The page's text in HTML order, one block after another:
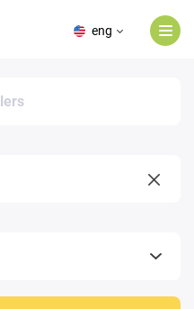
eng